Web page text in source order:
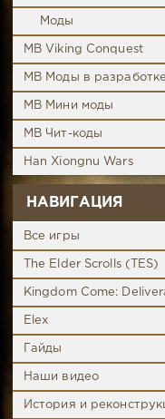
Моды
MB Viking Conquest
MB Моды в разработке
MB Мини моды
MB Чит-коды
Han Xiongnu Wars
НАВИГАЦИЯ
Все игры
The Elder Scrolls (TES)
Kingdom Come:
Elex
Гайды
Наши видео
История и